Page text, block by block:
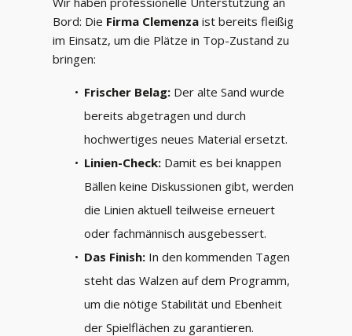
Bord: Die Firma Clemenza ist bereits fleißig
im Einsatz, um die Plätze in Top-Zustand zu
bringen:
Frischer Belag: Der alte Sand wurde
bereits abgetragen und durch
hochwertiges neues Material ersetzt.
Linien-Check: Damit es bei knappen
Bällen keine Diskussionen gibt, werden
die Linien aktuell teilweise erneuert
oder fachmännisch ausgebessert.
Das Finish: In den kommenden Tagen
steht das Walzen auf dem Programm,
um die nötige Stabilität und Ebenheit
der Spielflächen zu garantieren.